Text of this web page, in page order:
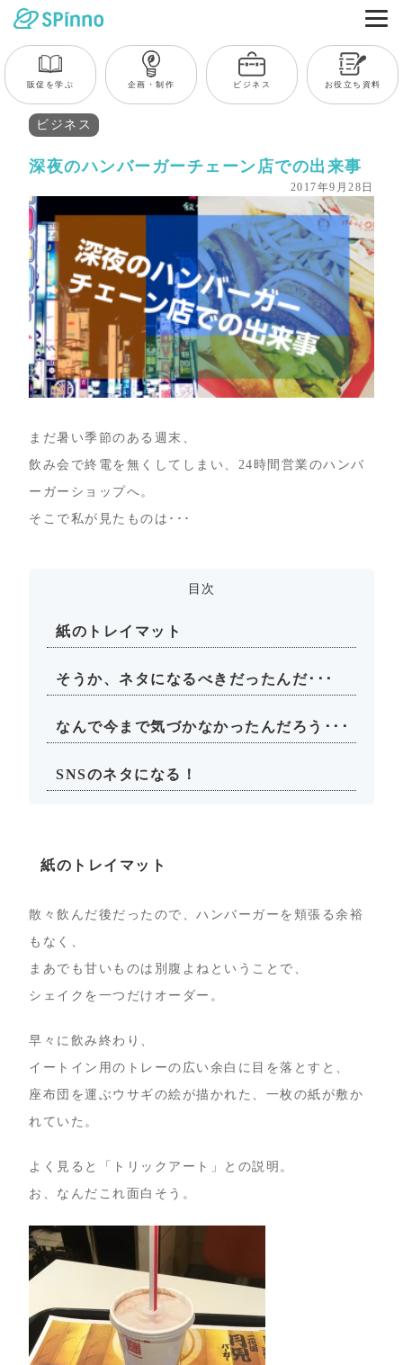
販促を学ぶ 企画・制作 ビジネス お役立ち資料
ビジネス
深夜のハンバーガーチェーン店での出来事
2017年9月28日
まだ暑い季節のある週末、
飲み会で終電を無くしてしまい、24時間営業のハンバ
ーガーショップへ。
そこで私が見たものは･･･
目次
紙のトレイマット
そうか、ネタになるべきだったんだ･･･
なんで今まで気づかなかったんだろう･･･
SNSのネタになる！
紙のトレイマット
散々飲んだ後だったので、ハンバーガーを頬張る余裕
もなく、
まあでも甘いものは別腹よねということで、
シェイクを一つだけオーダー。
早々に飲み終わり、
イートイン用のトレーの広い余白に目を落とすと、
座布団を運ぶウサギの絵が描かれた、一枚の紙が敷か
れていた。
よく見ると「トリックアート」との説明。
お、なんだこれ面白そう。